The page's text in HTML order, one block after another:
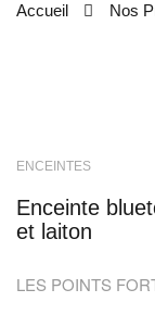
Accueil Nos
ENCEINTES
Enceinte bluetooth MARSHALL Emberton noir
et laiton
LES POINTS